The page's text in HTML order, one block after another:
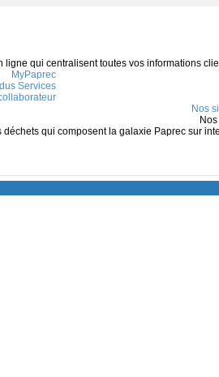
ligne qui centralisent toutes vos informations
MyPaprec
Services
Nos
qui composent la galaxie Paprec sur